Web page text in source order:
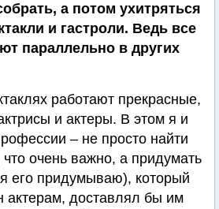
а потом ухитряться
и гастроли. Ведь все
параллельно в других
работают прекрасные,
и актеры. В этом я и
– не просто найти
очень важно, а придумать
его придумываю), который
актерам, доставлял бы им